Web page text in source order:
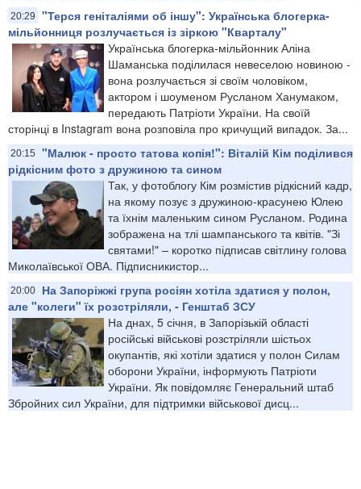
20:29
"Терся геніталіями об іншу": Українська блогерка-
мільйонниця розлучається із зіркою "Кварталу"
Українська блогерка-мільйонник Аліна
Шаманська поділилася невеселою новиною -
вона розлучається зі своїм чоловіком,
актором і шоуменом Русланом Ханумаком,
передають Патріоти України. На своїй
сторінці в Instagram вона розповіла про кричущий випадок. За...
20:15
"Малюк - просто татова копія!": Віталій Кім поділився
рідкісним фото з дружиною та сином
Так, у фотоблогу Кім розмістив рідкісний кадр,
на якому позує з дружиною-красунею Юлею
та їхнім маленьким сином Русланом. Родина
зображена на тлі шампанського та квітів. "Зі
святами!" – коротко підписав світлину голова
Миколаївської ОВА. Підписникистор...
20:00
На Запоріжжі група росіян хотіла здатися у полон,
але "колеги" їх розстріляли, - Генштаб ЗСУ
На днах, 5 січня, в Запорізькій області
російські військові розстріляли шістьох
окупантів, які хотіли здатися у полон Силам
оборони України, інформують Патріоти
України. Як повідомляє Генеральний штаб
Збройних сил України, для підтримки військової дисц...